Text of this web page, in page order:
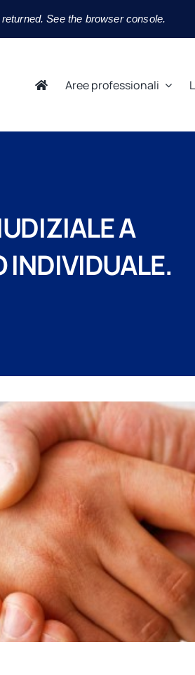
See the browser console.
Aree professionali
A
INDIVIDUALE.